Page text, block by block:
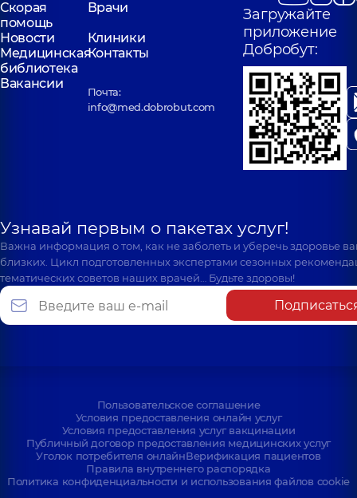
Скорая
помощь
Врачи
Новости
Клиники
Медицинская
библиотека
Контакты
Вакансии
Почта:
info@med.dobrobut.com
Загружайте
приложение
Добробут:
Узнавай первым о пакетах услуг!
Важна информация о том, как не заболеть и уберечь здоровье
близких. Цикл подготовленных экспертами сезонных
тематических советов наших врачей… Будьте здоровы!
Пользовательское соглашение
Условия предоставления онлайн услуг
Условия предоставления услуг вакцинации
Публичный договор предоставления медицинских услуг
Уголок потребителя онлайнВерификация пациентов
Правила внутреннего распорядка
Политика конфиденциальности и использования файлов cookie